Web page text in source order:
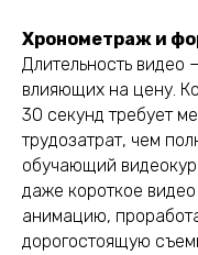
Хронометраж и
Длительность видео
влияющих на цену.
30 секунд требует
трудозатрат, чем
обучающий
даже короткое
анимацию,
дорогостоящую